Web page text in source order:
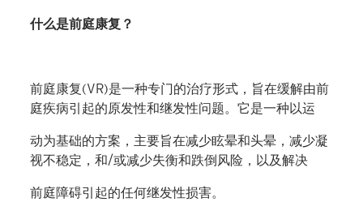
什么是前庭康复？
前庭康复(VR)是一种专门的治疗形式，旨在缓解由前
庭疾病引起的原发性和继发性问题。它是一种以运
动为基础的方案，主要旨在减少眩晕和头晕，减少凝
视不稳定，和/或减少失衡和跌倒风险，以及解决
前庭障碍引起的任何继发性损害。